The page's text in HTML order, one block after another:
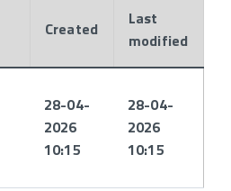
Created
Last
modified
28-04-
2026
10:15
28-04-
2026
10:15